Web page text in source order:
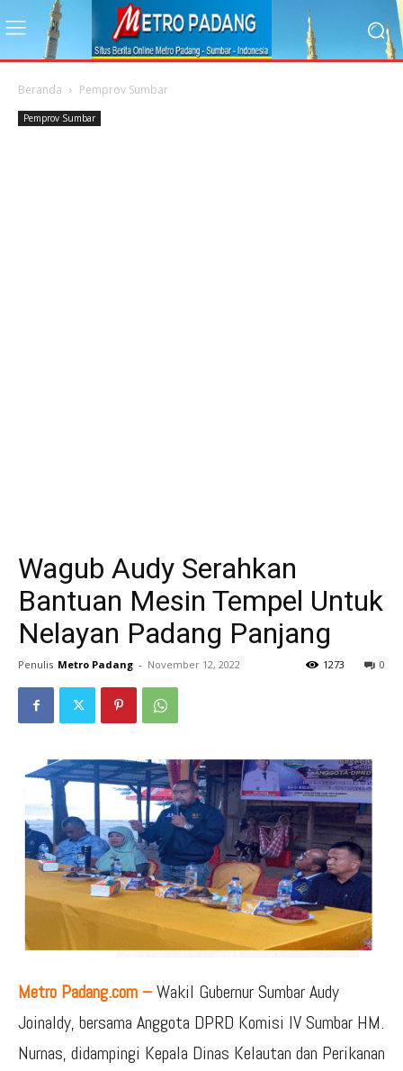
Beranda Pemprov Sumbar
Pemprov Sumbar
Wagub Audy Serahkan
Bantuan Mesin Tempel Untuk
Nelayan Padang Panjang
Penulis Metro Padang - November 12, 2022 0
1273
Metro Padang.com –Wakil Gubernur Sumbar Audy
Joinaldy, bersama Anggota DPRD Komisi IV Sumbar HM.
Nurnas, didampingi Kepala Dinas Kelautan dan Perikanan